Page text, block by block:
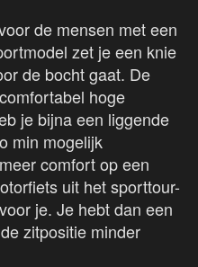
de mensen met een
zet je een knie
de bocht gaat. De
hoge
je bijna een liggende
min mogelijk
comfort op een
uit het sporttour-
je. Je hebt dan een
zitpositie minder